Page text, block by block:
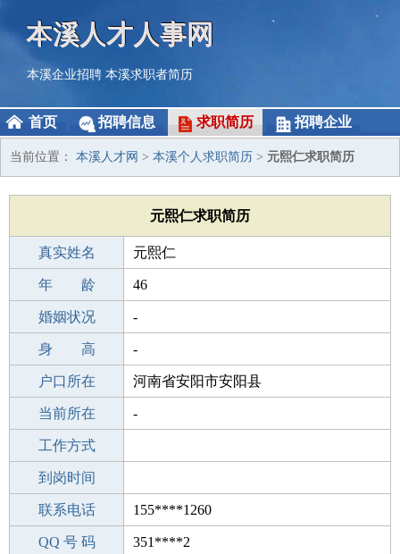
本溪人才人事网
本溪企业招聘 本溪求职者简历
首页 招聘信息 求职简历 招聘企业
当前位置： 本溪人才网 > 本溪个人求职简历 > 元熙仁求职简历
元熙仁求职简历
真实姓名 元熙仁
性 别 男
年 龄 46
出生年月 1980-01-19
婚姻状况 -
学 历 高中
身 高 -
毕业学校 高中
户口所在 河南省安阳市安阳县
所学专业 -
当前所在 -
工作经验
工作方式
驾 照
到岗时间
期望月薪
联系电话 155****1260
手机号码 155****1260
QQ 号 码 351****2